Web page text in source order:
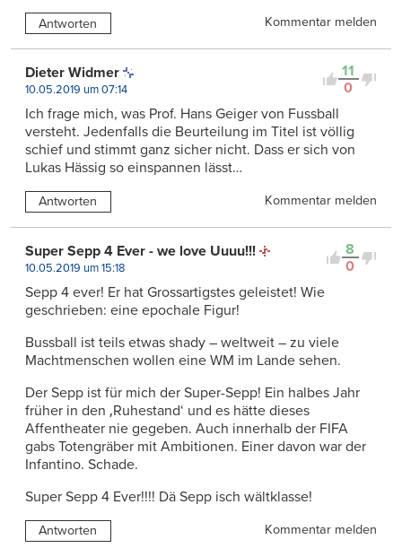
Antworten Kommentar melden
11
0
Dieter Widmer
10.05.2019 um 07:14
Ich frage mich, was Prof. Hans Geiger von Fussball
versteht. Jedenfalls die Beurteilung im Titel ist völlig
schief und stimmt ganz sicher nicht. Dass er sich von
Lukas Hässig so einspannen lässt…
Antworten Kommentar melden
8
0
Super Sepp 4 Ever - we love Uuuu!!!
10.05.2019 um 15:18
Sepp 4 ever! Er hat Grossartigstes geleistet! Wie
geschrieben: eine epochale Figur!
Bussball ist teils etwas shady – weltweit – zu viele
Machtmenschen wollen eine WM im Lande sehen.
Der Sepp ist für mich der Super-Sepp! Ein halbes Jahr
früher in den ‚Ruhestand‘ und es hätte dieses
Affentheater nie gegeben. Auch innerhalb der FIFA
gabs Totengräber mit Ambitionen. Einer davon war der
Infantino. Schade.
Super Sepp 4 Ever!!!! Dä Sepp isch wältklasse!
Antworten
Kommentar melden